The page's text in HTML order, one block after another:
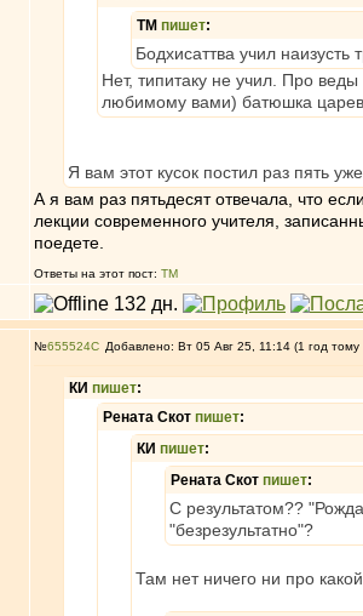
ТМ пишет:
Бодхисаттва учил наизусть
Нет, типитаку не учил. Про
любимому вами) батюшка
Я вам этот кусок постил раз пять
А я вам раз пятьдесят отвечала, что
лекции современного учителя,
поедете.
Ответы на этот пост: ТМ
№655524 Добавлено: Вт 05 Авг 25, 11:14 (1 год тому
КИ пишет:
Рената Скот пишет:
КИ пишет:
Рената Скот пишет:
С результатом??
"безрезультатно"?
Там нет ничего ни про